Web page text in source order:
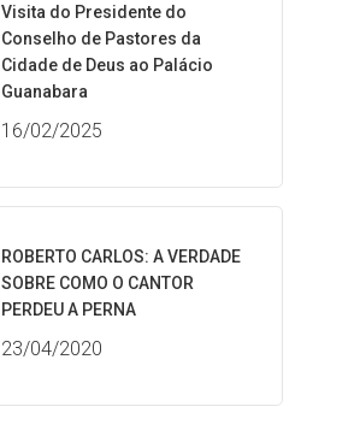
Visita do Presidente do
Conselho de Pastores da
Cidade de Deus ao Palácio
Guanabara
16/02/2025
ROBERTO CARLOS: A VERDADE
SOBRE COMO O CANTOR
PERDEU A PERNA
23/04/2020